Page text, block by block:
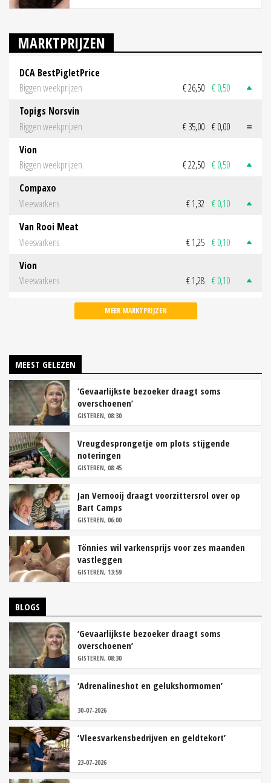
MARKTPRIJZEN
DCA BestPigletPrice
Biggen weekprijzen
€ 26,50 € 0,50
Topigs Norsvin
Biggen weekprijzen
€ 35,00 € 0,00
Vion
Biggen weekprijzen
€ 22,50 € 0,50
Compaxo
Vleesvarkens
€ 1,32 € 0,10
Van Rooi Meat
Vleesvarkens
€ 1,25 € 0,10
Vion
Vleesvarkens
€ 1,28 € 0,10
MEER MARKTPRIJZEN
MEEST GELEZEN
‘Gevaarlijkste bezoeker draagt soms
overschoenen’
GISTEREN, 08:30
Vreugdesprongetje om plots stijgende
noteringen
GISTEREN, 08:45
Jan Vernooij draagt voorzittersrol over op
Bart Camps
GISTEREN, 06:00
Tönnies wil varkensprijs voor zes maanden
vastleggen
GISTEREN, 13:59
BLOGS
‘Gevaarlijkste bezoeker draagt soms
overschoenen’
GISTEREN, 08:30
‘Adrenalineshot en gelukshormomen’
30-07-2026
‘Vleesvarkensbedrijven en geldtekort’
23-07-2026